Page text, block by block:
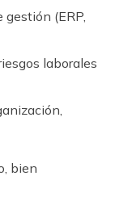
(ERP,
laborales
bien